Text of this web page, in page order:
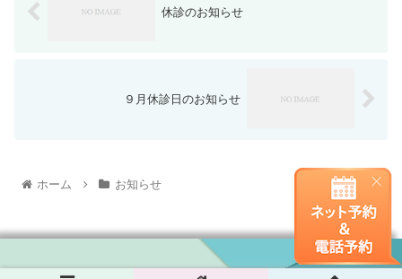
休診のお知らせ
９月休診日のお知らせ
ホーム お知らせ